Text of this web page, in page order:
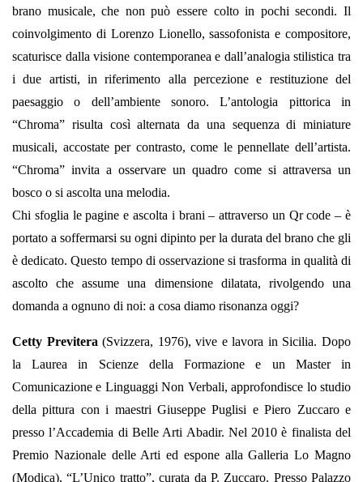
brano musicale, che non può essere colto in pochi secondi. Il
coinvolgimento di Lorenzo Lionello, sassofonista e compositore,
scaturisce dalla visione contemporanea e dall’analogia stilistica tra
i due artisti, in riferimento alla percezione e restituzione del
paesaggio o dell’ambiente sonoro. L’antologia pittorica in
“Chroma” risulta così alternata da una sequenza di miniature
musicali, accostate per contrasto, come le pennellate dell’artista.
“Chroma” invita a osservare un quadro come si attraversa un
bosco o si ascolta una melodia.
Chi sfoglia le pagine e ascolta i brani – attraverso un Qr code – è
portato a soffermarsi su ogni dipinto per la durata del brano che gli
è dedicato. Questo tempo di osservazione si trasforma in qualità di
ascolto che assume una dimensione dilatata, rivolgendo una
domanda a ognuno di noi: a cosa diamo risonanza oggi?
Cetty Previtera (Svizzera, 1976), vive e lavora in Sicilia. Dopo
la Laurea in Scienze della Formazione e un Master in
Comunicazione e Linguaggi Non Verbali, approfondisce lo studio
della pittura con i maestri Giuseppe Puglisi e Piero Zuccaro e
presso l’Accademia di Belle Arti Abadir. Nel 2010 è finalista del
Premio Nazionale delle Arti ed espone alla Galleria Lo Magno
(Modica), “L’Unico tratto”, curata da P. Zuccaro. Presso Palazzo